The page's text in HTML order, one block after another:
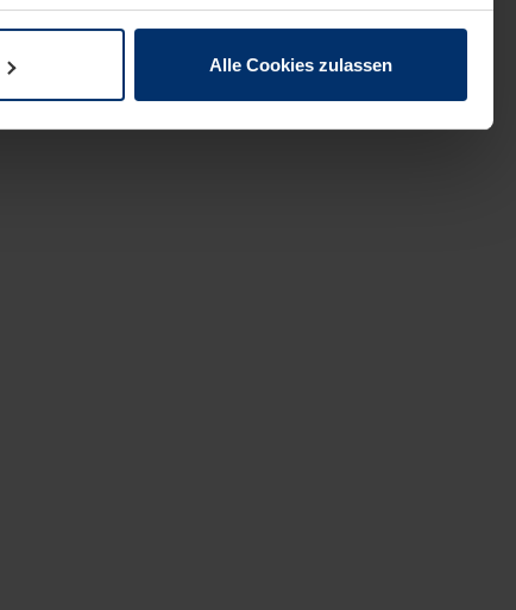
oder widerrufen.
Alle Cookies zulassen